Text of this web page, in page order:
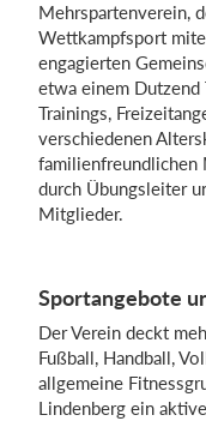
Was kostet
Deutsch
Mehrspartenverein,
Wettkampfsport
engagierten
etwa einem Dutzend
Trainings,
verschiedenen
familienfreundlichen
durch Übungsleiter
Mitglieder.
Sportangebote
Der Verein deckt
Fußball, Handball,
allgemeine
Lindenberg ein